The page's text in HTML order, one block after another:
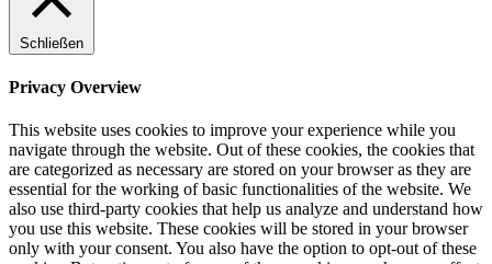
Schließen
Privacy Overview
This website uses cookies to improve your experience while you
navigate through the website. Out of these cookies, the cookies that
are categorized as necessary are stored on your browser as they are
essential for the working of basic functionalities of the website. We
also use third-party cookies that help us analyze and understand how
you use this website. These cookies will be stored in your browser
only with your consent. You also have the option to opt-out of these